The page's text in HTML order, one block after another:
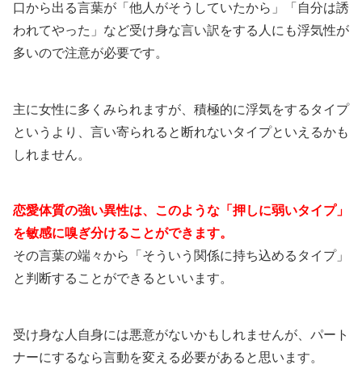
口から出る言葉が「他人がそうしていたから」「自分は誘
われてやった」など受け身な言い訳をする人にも浮気性が
多いので注意が必要です。
主に女性に多くみられますが、積極的に浮気をするタイプ
というより、言い寄られると断れないタイプといえるかも
しれません。
恋愛体質の強い異性は、このような「押しに弱いタイプ」
を敏感に嗅ぎ分けることができます。
その言葉の端々から「そういう関係に持ち込めるタイプ」
と判断することができるといいます。
受け身な人自身には悪意がないかもしれませんが、パート
ナーにするなら言動を変える必要があると思います。